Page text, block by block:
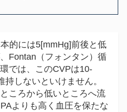
本的には5[mmHg]前後と低
Fontan（フォンタン）循
では、このCVPは10-
持しないといけません。
ころから低いところへ流
よりも高く血圧を保たな